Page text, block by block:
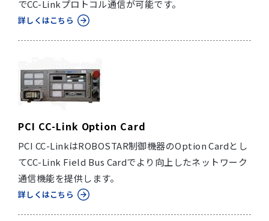
でCC-Linkプロトコル通信が可能です。
詳しくはこちら
PCI CC-Link Option Card
PCI CC-LinkはROBOSTAR制御機器のOption Cardとし
てCC-Link Field Bus Cardでより向上したネットワーク
通信機能を提供します。
詳しくはこちら